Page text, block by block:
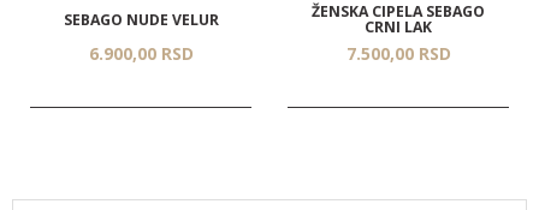
SEBAGO NUDE VELUR
6.900,00 RSD
ŽENSKA CIPELA SEBAGO
CRNI LAK
7.500,00 RSD